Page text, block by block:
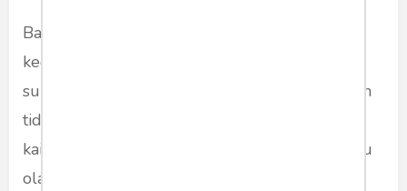
Bahan kain parasut ini terbilang cenderung
kedap air dan sangat tipis. Hal ini membuatnya
sulit untuk menyerap keringat dengan baik dan
tidak cocok digunakan ketika cuaca panas. Jenis
kain biasanya digunakan untuk jaket motor atau
olahraga, jaket varsity, serta hoodie.